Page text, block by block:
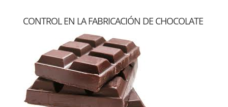
CONTROL EN LA FABRICACIÓN DE CHOCOLATE